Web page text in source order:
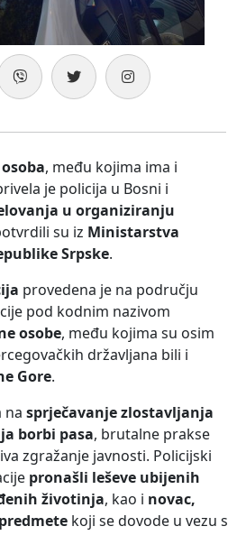
, među kojima ima i
je policija u Bosni i
u organiziranju
su iz Ministarstva
Srpske.
provedena je na području
pod kodnim nazivom
osobe, među kojima su osim
državljana bili i
Gore.
na sprječavanje zlostavljanja
borbi pasa, brutalne prakse
zgražanje javnosti. Policijski
pronašli leševe ubijenih
životinja, kao i novac,
koji se dovode u vezu s